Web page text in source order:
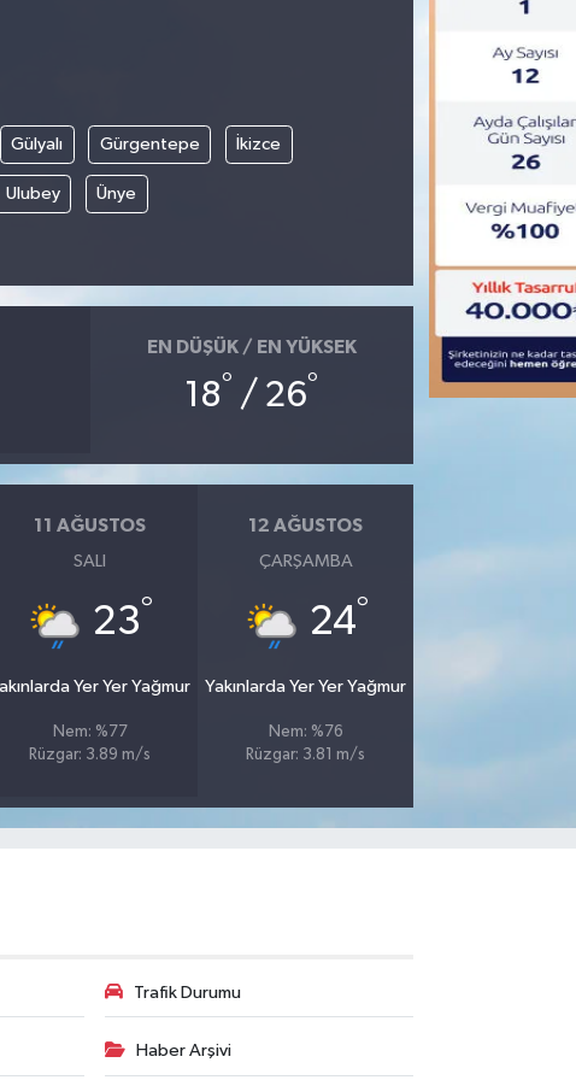
Gülyalı Gürgentepe İkizce
Ulubey Ünye
EN DÜŞÜK / EN YÜKSEK
18° / 26°
11 AĞUSTOS
SALI
23°
Yer Yer Yağmur
Nem: %77
Rüzgar: 3.89 m/s
12 AĞUSTOS
ÇARŞAMBA
24°
Yakınlarda Yer Yer Yağmur
Nem: %76
Rüzgar: 3.81 m/s
Trafik Durumu
Haber Arşivi